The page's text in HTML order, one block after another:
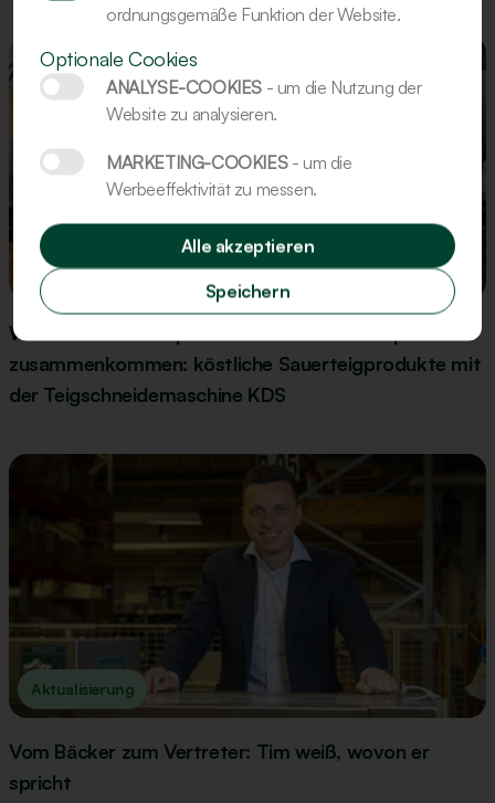
Aktualisierung
Wenn Zutatenkompetenz und Maschinenexpertise
zusammenkommen: köstliche Sauerteigprodukte mit
der Teigschneidemaschine KDS
Aktualisierung
Vom Bäcker zum Vertreter: Tim weiß, wovon er
spricht
ordnungsgemäße Funktion der Website.
Optionale Cookies
ANALYSE-COOKIES - um die Nutzung der
Website zu analysieren.
MARKETING-COOKIES - um die
Werbeeffektivität zu messen.
Speichern
Alle akzeptieren